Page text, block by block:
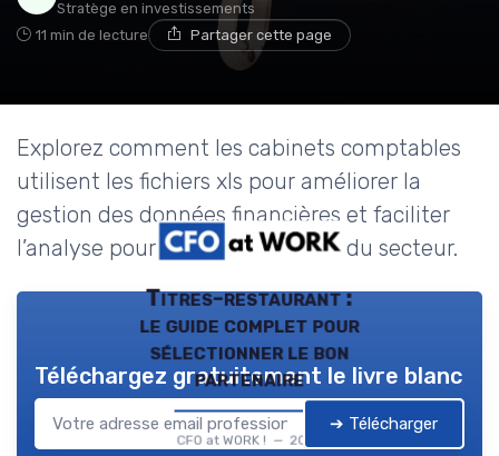
Stratège en investissements
11 min de lecture Partager cette page
Explorez comment les cabinets comptables
utilisent les fichiers xls pour améliorer la
gestion des données financières et faciliter
l’analyse pour les professionnels du secteur.
Titres-restaurant :
le guide complet pour
sélectionner le bon
partenaire
CFO at WORK ! — 2026
Téléchargez gratuitement le livre blanc
➔ Télécharger